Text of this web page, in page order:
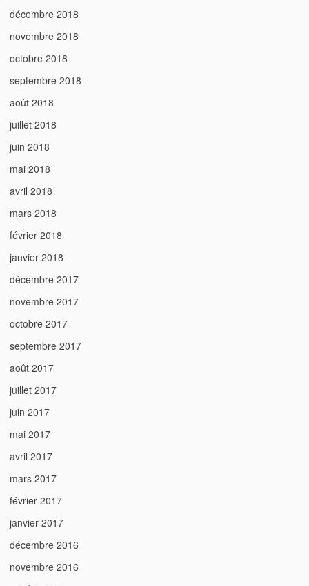
décembre 2018
novembre 2018
octobre 2018
septembre 2018
août 2018
juillet 2018
juin 2018
mai 2018
avril 2018
mars 2018
février 2018
janvier 2018
décembre 2017
novembre 2017
octobre 2017
septembre 2017
août 2017
juillet 2017
juin 2017
mai 2017
avril 2017
mars 2017
février 2017
janvier 2017
décembre 2016
novembre 2016